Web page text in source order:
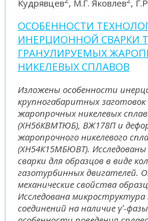
Кудрявцев , М.Г. Яковлев ,
ОСОБЕННОСТИ
ИНЕРЦИОННОЙ СВАРКИ
ГРАНУЛИРУЕМЫХ
НИКЕЛЕВЫХ СПЛАВОВ
Изложены особенности
крупногабаритных
жаропрочных никелевых
(ХН56КВМТЮБ), ВЖ178П и
жаропрочного никелевого
(ХН54К15МБЮВТ).
сварки для образцов в виде
газотурбинных двигателей.
механические свойства
Исследована
соединений на наличие γʹ-